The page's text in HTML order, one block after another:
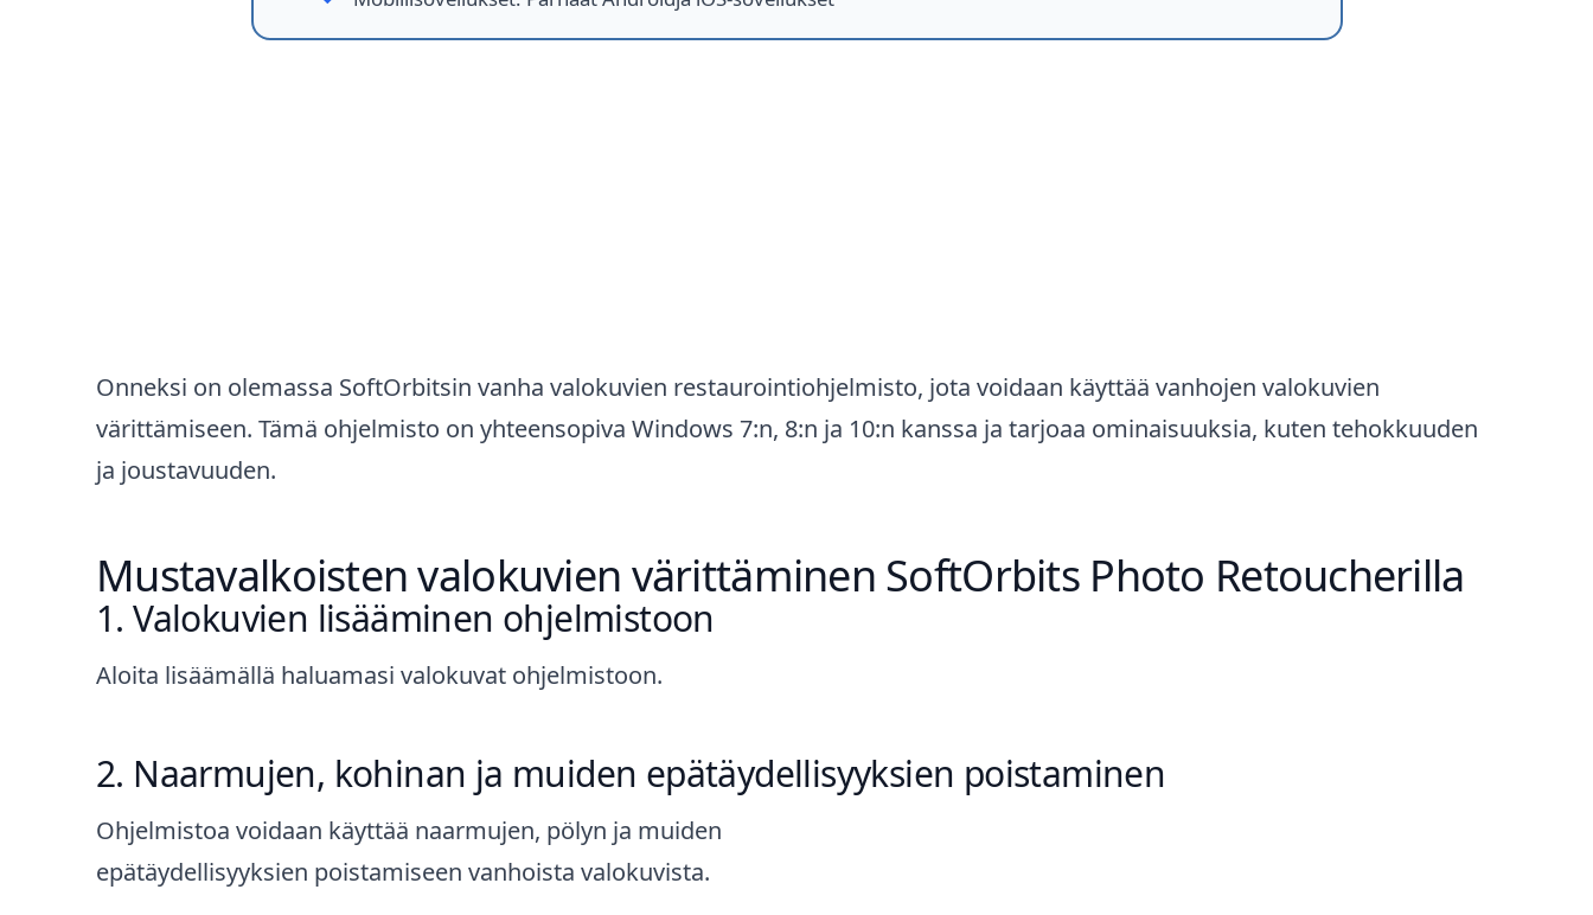
Onneksi on olemassa SoftOrbitsin vanha valokuvien restaurointiohjelmisto, jota voidaan käyttää vanhojen valokuvien
värittämiseen. Tämä ohjelmisto on yhteensopiva Windows 7:n, 8:n ja 10:n kanssa ja tarjoaa ominaisuuksia, kuten tehokkuuden
ja joustavuuden.
Mustavalkoisten valokuvien värittäminen SoftOrbits Photo Retoucherilla
Valokuvien lisääminen ohjelmistoon
Aloita lisäämällä haluamasi valokuvat ohjelmistoon.
Naarmujen, kohinan ja muiden epätäydellisyyksien poistaminen
Ohjelmistoa voidaan käyttää naarmujen, pölyn ja muiden
epätäydellisyyksien poistamiseen vanhoista valokuvista.